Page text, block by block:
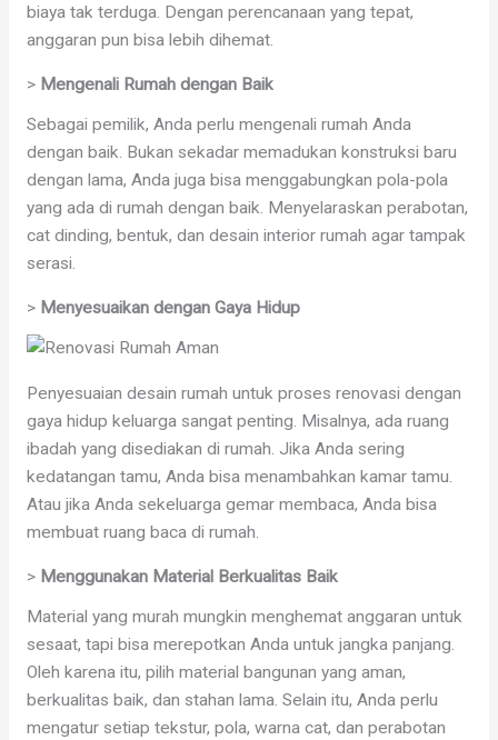
biaya tak terduga. Dengan perencanaan yang tepat,
anggaran pun bisa lebih dihemat.
> Mengenali Rumah dengan Baik
Sebagai pemilik, Anda perlu mengenali rumah Anda
dengan baik. Bukan sekadar memadukan konstruksi baru
dengan lama, Anda juga bisa menggabungkan pola-pola
yang ada di rumah dengan baik. Menyelaraskan perabotan,
cat dinding, bentuk, dan desain interior rumah agar tampak
serasi.
> Menyesuaikan dengan Gaya Hidup
Penyesuaian desain rumah untuk proses renovasi dengan
gaya hidup keluarga sangat penting. Misalnya, ada ruang
ibadah yang disediakan di rumah. Jika Anda sering
kedatangan tamu, Anda bisa menambahkan kamar tamu.
Atau jika Anda sekeluarga gemar membaca, Anda bisa
membuat ruang baca di rumah.
> Menggunakan Material Berkualitas Baik
Material yang murah mungkin menghemat anggaran untuk
sesaat, tapi bisa merepotkan Anda untuk jangka panjang.
Oleh karena itu, pilih material bangunan yang aman,
berkualitas baik, dan stahan lama. Selain itu, Anda perlu
mengatur setiap tekstur, pola, warna cat, dan perabotan